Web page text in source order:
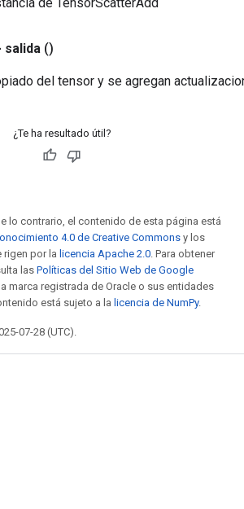
salida ()
del tensor y se agregan
¿Te ha resultado útil?
lo contrario, el contenido de esta página está
4.0 de Creative Commons y los
por la licencia Apache 2.0. Para obtener
las Políticas del Sitio Web de Google
marca registrada de Oracle o sus entidades
está sujeto a la licencia de NumPy.
07-28 (UTC).